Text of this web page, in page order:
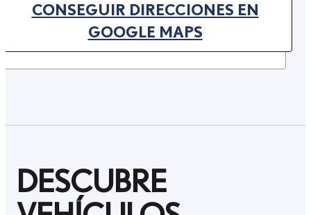
CONSEGUIR DIRECCIONES EN
GOOGLE MAPS(OPENS IN NEW TAB)
DESCUBRE